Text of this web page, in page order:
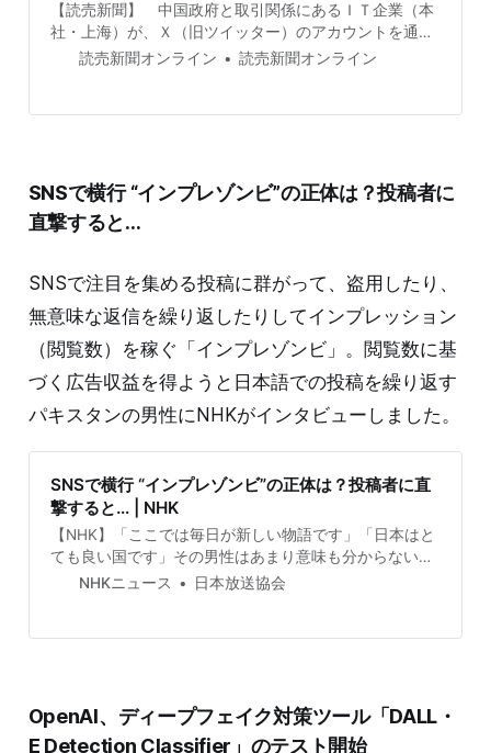
【読売新聞】 中国政府と取引関係にあるＩＴ企業（本
社・上海）が、Ｘ（旧ツイッター）のアカウントを通じ
て、世論工作を仕掛けるシステムを開発した疑いがある
読売新聞オンライン 読売新聞オンライン
SNSで横行 “インプレゾンビ”の正体は？投稿者に
直撃すると…
SNSで注目を集める投稿に群がって、盗用したり、
無意味な返信を繰り返したりしてインプレッション
（閲覧数）を稼ぐ「インプレゾンビ」。閲覧数に基
づく広告収益を得ようと日本語での投稿を繰り返す
パキスタンの男性にNHKがインタビューしました。
SNSで横行 “インプレゾンビ”の正体は？投稿者に直
撃すると… | NHK
【NHK】「ここでは毎日が新しい物語です」「日本はと
ても良い国です」その男性はあまり意味も分からないま
ま、旧ツイッターのXに日本語…
NHKニュース 日本放送協会
OpenAI、ディープフェイク対策ツール「DALL・
E Detection Classifier」のテスト開始